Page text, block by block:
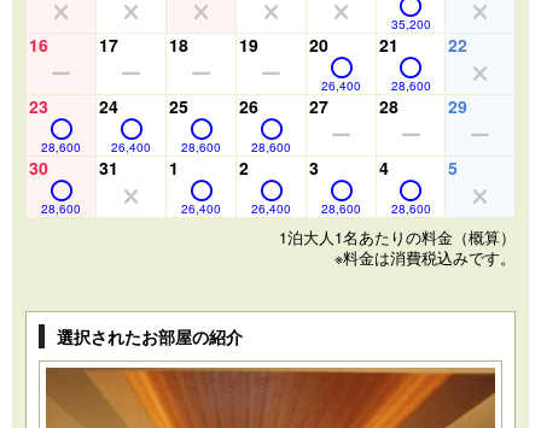
35,200
16 17 18 19 20
26,400
21
28,600
22
23
28,600
24
26,400
25
28,600
26
28,600
27 28 29
30
28,600
31 1
26,400
2
26,400
3
28,600
4
28,600
5
1泊大人1名あたりの料金（概算）
※料金は消費税込みです。
選択されたお部屋の紹介